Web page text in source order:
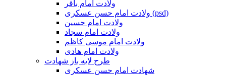
ولادت امام باقر
ولادت امام حسن عسکری (psd)
ولادت امام حسین
ولادت امام سجاد
ولادت امام موسی کاظم
ولادت امام هادی
طرح لایه باز شهادت
شهادت امام حسن عسکری